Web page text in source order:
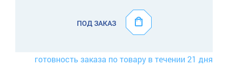
ПОД ЗАКАЗ
готовность заказа по товару в течении 21 дня